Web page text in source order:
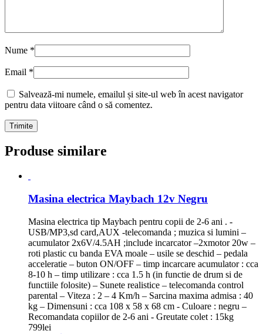
Nume *
Email *
Salvează-mi numele, emailul și site-ul web în acest navigator
pentru data viitoare când o să comentez.
Produse similare
Masina electrica Maybach 12v Negru
Masina electrica tip Maybach pentru copii de 2-6 ani . -
USB/MP3,sd card,AUX -telecomanda ; muzica si lumini –
acumulator 2x6V/4.5AH ;include incarcator –2xmotor 20w –
roti plastic cu banda EVA moale – usile se deschid – pedala
acceleratie – buton ON/OFF – timp incarcare acumulator : cca
8-10 h – timp utilizare : cca 1.5 h (in functie de drum si de
functiile folosite) – Sunete realistice – telecomanda control
parental – Viteza : 2 – 4 Km/h – Sarcina maxima admisa : 40
kg – Dimensuni : cca 108 x 58 x 68 cm - Culoare : negru –
Recomandata copiilor de 2-6 ani - Greutate colet : 15kg
799lei